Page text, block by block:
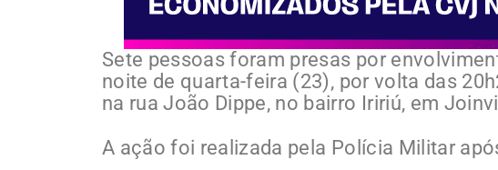
Sete pessoas foram presas por
noite de quarta-feira (23), por volta das
na rua João Dippe, no bairro Iririú, em
A ação foi realizada pela Polícia Militar